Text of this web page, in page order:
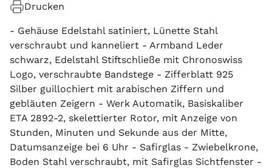
Drucken
- Gehäuse Edelstahl satiniert, Lünette Stahl
verschraubt und kanneliert - Armband Leder
schwarz, Edelstahl Stiftschließe mit Chronoswiss
Logo, verschraubte Bandstege - Zifferblatt 925
Silber guillochiert mit arabischen Ziffern und
gebläuten Zeigern - Werk Automatik, Basiskaliber
ETA 2892-2, skelettierter Rotor, mit Anzeige von
Stunden, Minuten und Sekunde aus der Mitte,
Datumsanzeige bei 6 Uhr - Safirglas - Zwiebelkrone,
Boden Stahl verschraubt, mit Safirglas Sichtfenster -